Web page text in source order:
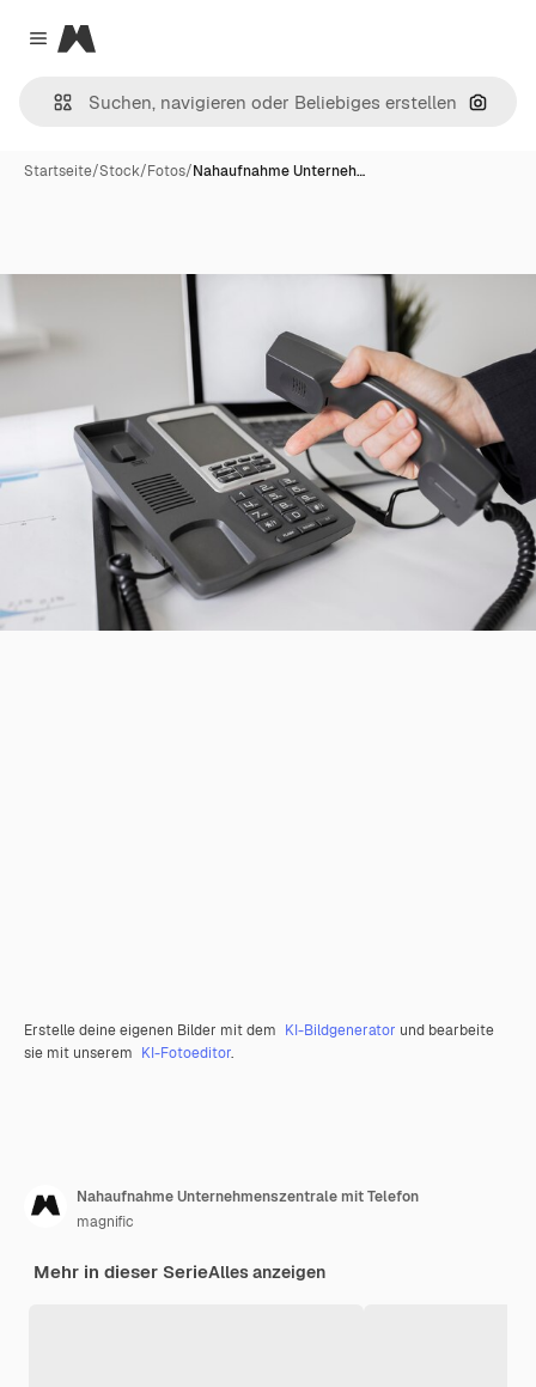
Close menu
Magnific
Nach
Startseite/Stock/Fotos/Nahaufnahme Unterneh…
Erstelle deine eigenen Bilder mit dem KI-Bildgenerator und bearbeite
sie mit unserem KI-Fotoeditor.
Nahaufnahme Unternehmenszentrale mit Telefon
magnific
Mehr in dieser SerieAlles anzeigen